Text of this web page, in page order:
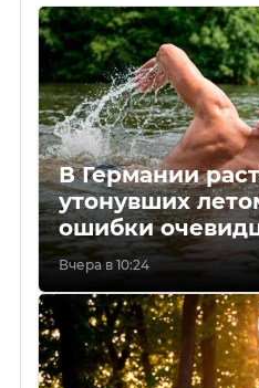
В Германии
утонувших
ошибки
Вчера в 10:24